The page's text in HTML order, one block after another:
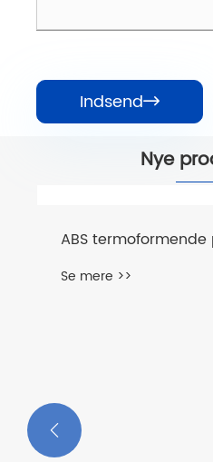
Indsend
Nye
ABS
Se mere >>
